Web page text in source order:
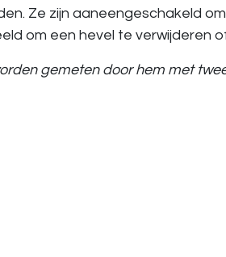
Ze zijn aaneengeschakeld
om een hevel te verwijderen
gemeten door hem met